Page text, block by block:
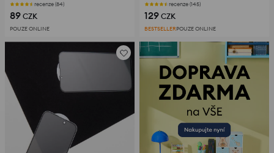
recenze (84)
89 CZK
POUZE ONLINE
recenze (145)
129 CZK
BESTSELLERPOUZE ONLINE